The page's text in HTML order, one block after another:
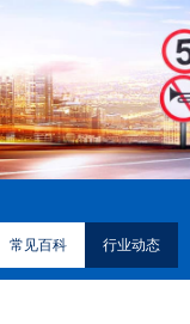
常见百科 行业动态